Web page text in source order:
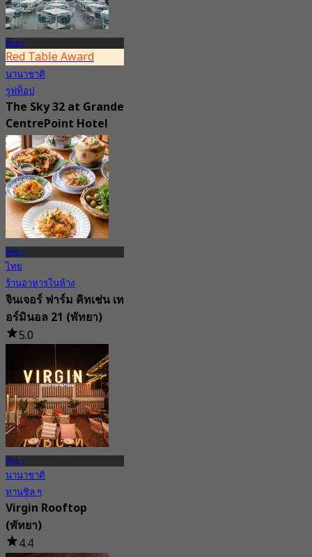
พัทยา
Red Table Award
นานาชาติ
รูฟท็อป
The Sky 32 at Grande
CentrePoint Hotel
(Pattaya)
4.9
11.7K การจอง
จาก฿ 980
พัทยา
ไทย
ร้านอาหารในห้าง
จินเจอร์ ฟาร์ม คิทเช่น เท
อร์มินอล 21 (พัทยา)
5.0
232 การจอง
จาก฿ 622.5
พัทยา
นานาชาติ
ทานชิล ๆ
Virgin Rooftop
(พัทยา)
4.4